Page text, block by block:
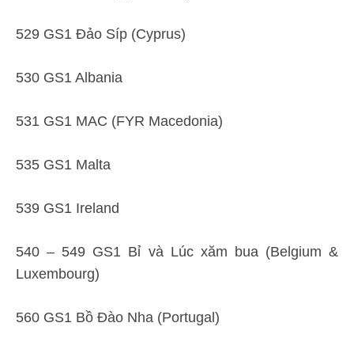
529 GS1 Đảo Síp (Cyprus)
530 GS1 Albania
531 GS1 MAC (FYR Macedonia)
535 GS1 Malta
539 GS1 Ireland
540 – 549 GS1 Bỉ và Lúc xăm bua (Belgium &
Luxembourg)
560 GS1 Bồ Đào Nha (Portugal)